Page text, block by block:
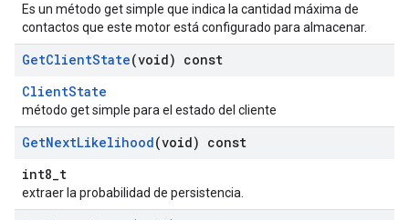
Es un método get simple que indica la cantidad máxima de
contactos que este motor está configurado para almacenar.
GetClientState(void) const
ClientState
método get simple para el estado del cliente
GetNextLikelihood(void) const
int8_t
extraer la probabilidad de persistencia.